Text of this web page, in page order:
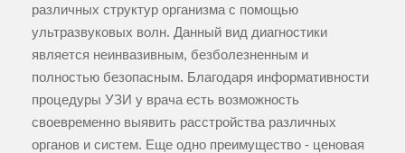
различных структур организма с помощью
ультразвуковых волн. Данный вид диагностики
является неинвазивным, безболезненным и
полностью безопасным. Благодаря информативности
процедуры УЗИ у врача есть возможность
своевременно выявить расстройства различных
органов и систем. Еще одно преимущество - ценовая